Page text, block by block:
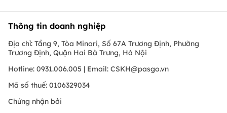
Thông tin doanh nghiệp
Địa chỉ: Tầng 9, Tòa Minori, Số 67A Trương Định, Phường
Trương Định, Quận Hai Bà Trưng, Hà Nội
Hotline: 0931.006.005 | Email: CSKH@pasgo.vn
Mã số thuế: 0106329034
Chứng nhận bởi